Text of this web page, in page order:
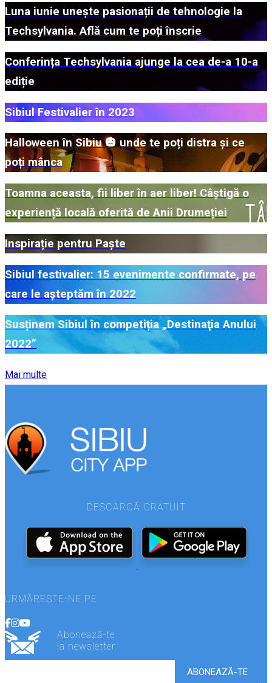
Luna iunie unește pasionații de tehnologie la
Techsylvania. Află cum te poți înscrie
Conferința Techsylvania ajunge la cea de-a 10-a
ediție
Sibiul Festivalier în 2023
Halloween în Sibiu 🎃 unde te poți distra și ce
poți mânca
Toamna aceasta, fii liber în aer liber! Câștigă o
experiență locală oferită de Anii Drumeției
Inspirație pentru Paște
Sibiul festivalier: 15 evenimente confirmate, pe
care le așteptăm în 2022
Susținem Sibiul în competiția „Destinaţia Anului
2022”
Mai multe
DESCARCĂ GRATUIT
URMĂREȘTE-NE PE
Abonează-te
la newsletter